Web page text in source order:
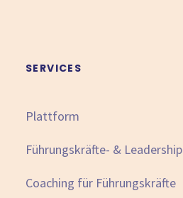
SERVICES
Plattform
Führungskräfte- &
Coaching für Führungskräfte